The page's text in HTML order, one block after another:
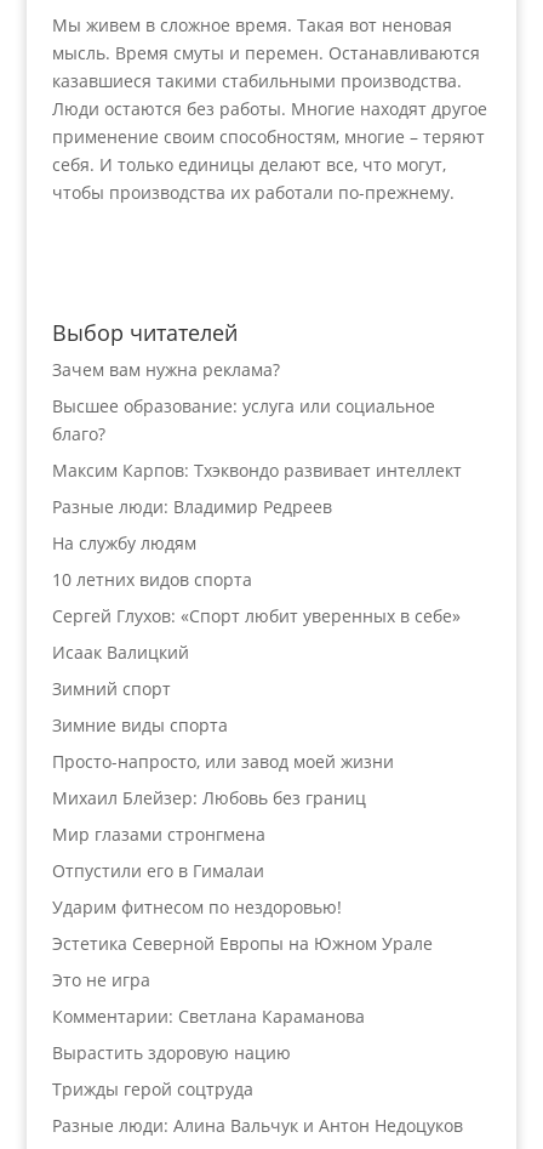
Мы живем в сложное время. Такая вот неновая
мысль. Время смуты и перемен. Останавливаются
казавшиеся такими стабильными производства.
Люди остаются без работы. Многие находят другое
применение своим способностям, многие – теряют
себя. И только единицы делают все, что могут,
чтобы производства их работали по-прежнему.
Выбор читателей
Зачем вам нужна реклама?
Высшее образование: услуга или социальное
благо?
Максим Карпов: Тхэквондо развивает интеллект
Разные люди: Владимир Редреев
На службу людям
10 летних видов спорта
Сергей Глухов: «Спорт любит уверенных в себе»
Исаак Валицкий
Зимний спорт
Зимние виды спорта
Просто-напросто, или завод моей жизни
Михаил Блейзер: Любовь без границ
Мир глазами стронгмена
Отпустили его в Гималаи
Ударим фитнесом по нездоровью!
Эстетика Северной Европы на Южном Урале
Это не игра
Комментарии: Светлана Караманова
Вырастить здоровую нацию
Трижды герой соцтруда
Разные люди: Алина Вальчук и Антон Недоцуков